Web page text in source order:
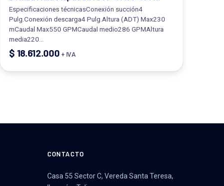
Especificaciones técnicasConexión succión4
Pulg.Conexión descarga4 Pulg.Altura (ADT) Max230
mCaudal Max550 GPMCaudal medio286 GPMAltura
media220…
$ 18.612.000 + IVA
CONTACTO
Casa 55 Sector C, Vereda Santa Teresa,